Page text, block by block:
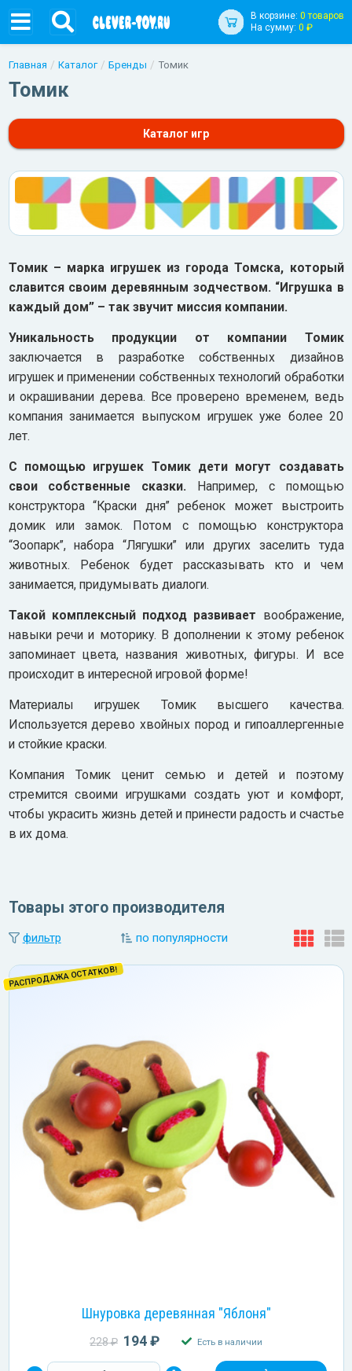
В корзине: 0 товаров
На сумму: 0 ₽
Главная Каталог Бренды Томик
Томик
Каталог игр
Томик – марка игрушек из города Томска, который
славится своим деревянным зодчеством. “Игрушка в
каждый дом” – так звучит миссия компании.
Уникальность продукции от компании Томик
заключается в разработке собственных дизайнов
игрушек и применении собственных технологий обработки
и окрашивании дерева. Все проверено временем, ведь
компания занимается выпуском игрушек уже более 20
лет.
С помощью игрушек Томик дети могут создавать
свои собственные сказки.
Например, с помощью
конструктора “Краски дня” ребенок может выстроить
домик или замок. Потом с помощью конструктора
“Зоопарк”, набора “Лягушки” или других заселить туда
животных. Ребенок будет рассказывать кто и чем
занимается, придумывать диалоги.
Такой комплексный подход развивает воображение,
навыки речи и моторику. В дополнении к этому ребенок
запоминает цвета, названия животных, фигуры. И все
происходит в интересной игровой форме!
Материалы игрушек Томик высшего качества.
Используется дерево хвойных пород и гипоаллергенные
и стойкие краски.
Компания Томик ценит семью и детей и поэтому
стремится своими игрушками создать уют и комфорт,
чтобы украсить жизнь детей и принести радость и счастье
в их дома.
Товары этого производителя
фильтр по популярности
РАСПРОДАЖА ОСТАТКОВ!
Шнуровка деревянная "Яблоня"
228 ₽ 194 ₽ Есть в наличии